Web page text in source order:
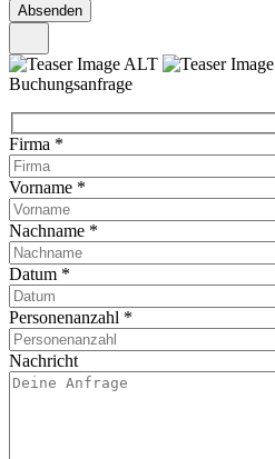
Buchungsanfrage
Firma *
Vorname *
Nachname *
Datum *
Personenanzahl *
Nachricht